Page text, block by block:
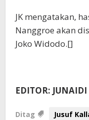
JK mengatakan,
Nanggroe akan
Joko Widodo.[]
EDITOR:
Ditag Jusuf